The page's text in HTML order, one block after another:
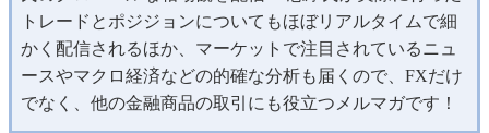
トレードとポジジョンについてもほぼリアルタイムで細
かく配信されるほか、マーケットで注目されているニュ
ースやマクロ経済などの的確な分析も届くので、FXだけ
でなく、他の金融商品の取引にも役立つメルマガです！